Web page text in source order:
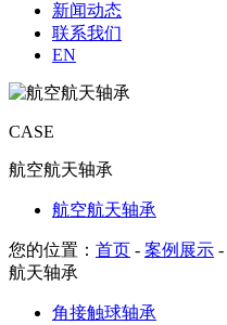
新闻动态
联系我们
EN
CASE
航空航天轴承
航空航天轴承
您的位置： 首页 - 案例展示 -
航天轴承
角接触球轴承